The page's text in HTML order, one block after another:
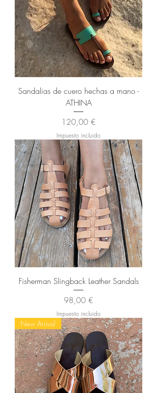
Sandalias de cuero hechas a mano -
ATHINA
Precio
120,00 €
Impuesto incluido
Fisherman Slingback Leather Sandals
Precio
98,00 €
Impuesto incluido
New Arrival